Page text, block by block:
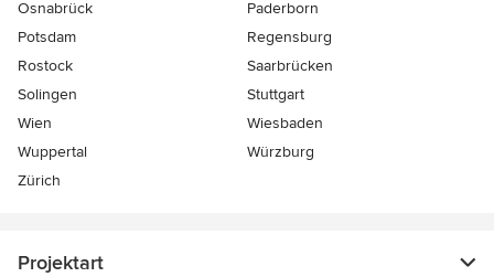
Osnabrück
Paderborn
Potsdam
Regensburg
Rostock
Saarbrücken
Solingen
Stuttgart
Wien
Wiesbaden
Wuppertal
Würzburg
Zürich
Projektart